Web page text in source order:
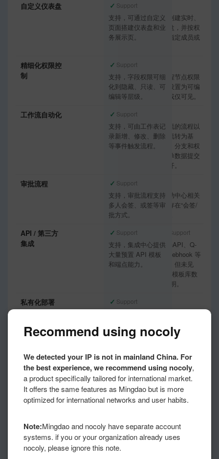
自定义仪表盘 ✓ Support
支持，可通过自定义
页面搭建仪表盘和业
务展示页。
支持，可创建实时、
动态仪表盘，并按权
限分享给指定成员或
精细化权限控
制
✓ Support
支持，字段权限可细
化到隐藏、只读、可
编辑等层级。
支持，流程节点权限
可将字段设置为可编
辑、隐藏或仅可见。
工作流自动化 ✓ Support
支持，可由工作表记
录新增、修改、删除
等事件触发流程。
支持，轻流的流程以
申请数据流转为基
础，节点、分支和权
限围绕表单数据提交
与处理展开。
审批流程 ✓ Support
支持，审批流程支持
多人会签、或签等审
批方式。
支持，帮助中心相关
文章明确存在“会签/
API / 第三方
集成
✓ Support
支持，集成中心提供
大量预置 API 模板
和端点能力。
Partial Support
提供 OpenAPI、Q-
Linker、Webhook 等
集成能力，但未见
“预置 API 模板库数
量”官方说明。
私有化部署 ✓ Support
Compose /
体系。
流。
AI Agent 能
力
✓Support
支持，工作流 AI
Agent 可自主推理并
调用工具，覆盖查
录、发送通知/邮
件、调用封装业务流
程、调用已集成
API。
◐ Partial Support
部分支持，轻翼智能
体具备自定义技能、
轻流集成、Open
使用轻翼技能；但未
见与明道云工作流
Recommend using nocoly
We detected your IP is not in mainland China. For
the best experience, we recommend using nocoly,
a product specifically tailored for international market.
It offers the same features as Mingdao but is more
optimized for international networks and user habits.
Note:Mingdao and nocoly have separate account
systems. if you or your organization already uses
nocoly, please ignore this note.